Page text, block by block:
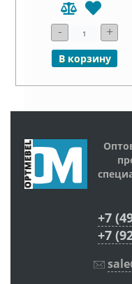
- +
В корзину
+7
+7